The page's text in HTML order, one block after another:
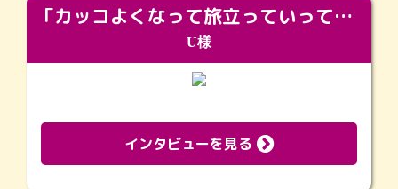
「カッコよくなって旅立っていってくれました（笑）もっとカッコいいって言ってあげればよかったな」
U様
インタビューを見る